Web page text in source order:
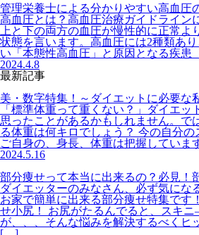
管理栄養士による分かりやすい高血圧
高血圧とは？高血圧治療ガイドライン
上と下の両方の血圧が慢性的に正常よ
状態を言います。高血圧には2種類あ
い「本態性高血圧」と原因となる疾
2024.4.8
最新記事
美・数字特集！～ダイエットに必要な
「標準体重って重くない？」ダイエッ
思ったことがあるかもしれません。で
る体重は何キロでしょう？ 今の自分の
ご自身の、身長、体重は把握してい
2024.5.16
部分痩せって本当に出来るの？必見！
ダイエッターのみなさん、必ず気にな
お家で簡単に出来る部分痩せ特集です
せ小尻！ お尻がたるんでると、スキ
が、、、そんな悩みを解決するべく